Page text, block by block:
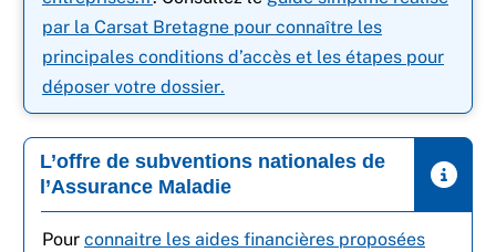
par la Carsat Bretagne pour connaître les
principales conditions d’accès et les étapes pour
déposer votre dossier.
L’offre de subventions nationales de
l’Assurance Maladie
Pour connaitre les aides financières proposées